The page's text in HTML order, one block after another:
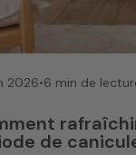
2026•6 min de
de